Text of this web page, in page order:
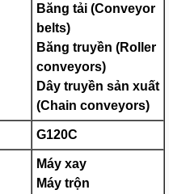
Băng tải (Conveyor
belts)
Băng truyền (Roller
conveyors)
Dây truyền sản xuất
(Chain conveyors)
G120C
Máy xay
Máy trộn